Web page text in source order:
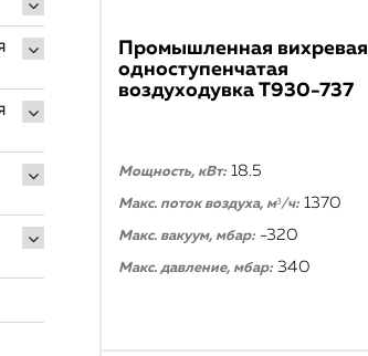
Промышленная вихревая
одноступенчатая
воздуходувка T930-737
Мощность, кВт:18.5
Макс. поток воздуха, м³/ч:1370
Макс. вакуум, мбар:-320
Макс. давление, мбар:340